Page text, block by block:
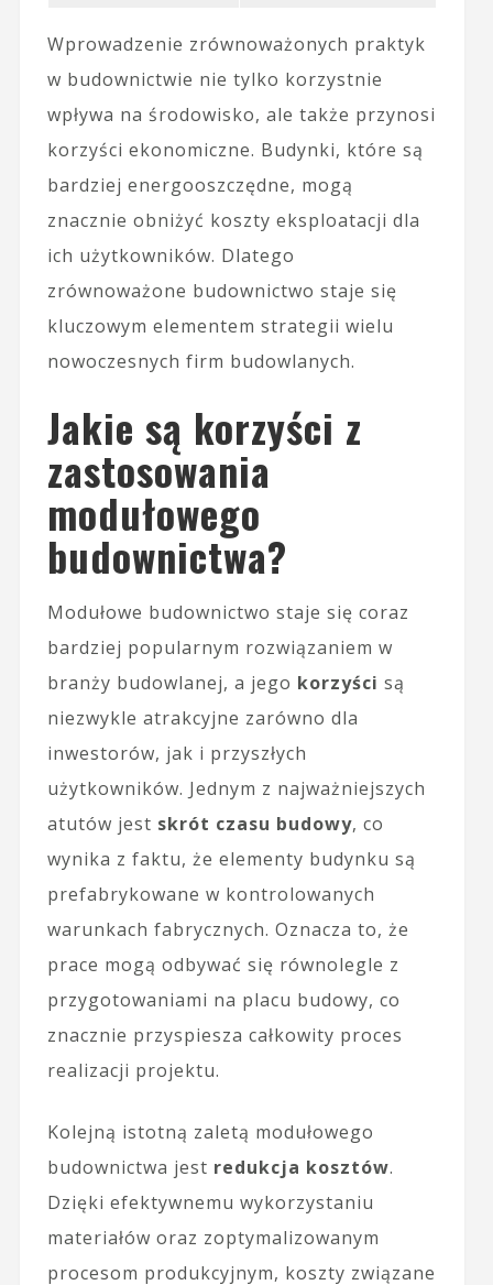
Wprowadzenie zrównoważonych praktyk
w budownictwie nie tylko korzystnie
wpływa na środowisko, ale także przynosi
korzyści ekonomiczne. Budynki, które są
bardziej energooszczędne, mogą
znacznie obniżyć koszty eksploatacji dla
ich użytkowników. Dlatego
zrównoważone budownictwo staje się
kluczowym elementem strategii wielu
nowoczesnych firm budowlanych.
Jakie są korzyści z
zastosowania
modułowego
budownictwa?
Modułowe budownictwo staje się coraz
bardziej popularnym rozwiązaniem w
branży budowlanej, a jego korzyści są
niezwykle atrakcyjne zarówno dla
inwestorów, jak i przyszłych
użytkowników. Jednym z najważniejszych
atutów jest skrót czasu budowy, co
wynika z faktu, że elementy budynku są
prefabrykowane w kontrolowanych
warunkach fabrycznych. Oznacza to, że
prace mogą odbywać się równolegle z
przygotowaniami na placu budowy, co
znacznie przyspiesza całkowity proces
realizacji projektu.
Kolejną istotną zaletą modułowego
budownictwa jest redukcja kosztów.
Dzięki efektywnemu wykorzystaniu
materiałów oraz zoptymalizowanym
procesom produkcyjnym, koszty związane